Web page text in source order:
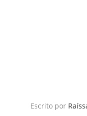
Escrito por